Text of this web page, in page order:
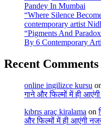
Pandey In Mumbai
“Where Silence
contemporary artist
“Pigments And
By 6 Contemporary
Recent Comments
online ingilizce kursu
गाने और फिल्मों में ही
kıbrıs araç kiralama on
और फिल्मों में ही आएंगी